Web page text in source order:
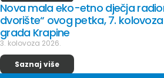
Nova mala eko-etno dječja
dvorište“ ovog petka, 7.
grada Krapine
3. kolovoza 2026.
Saznaj više